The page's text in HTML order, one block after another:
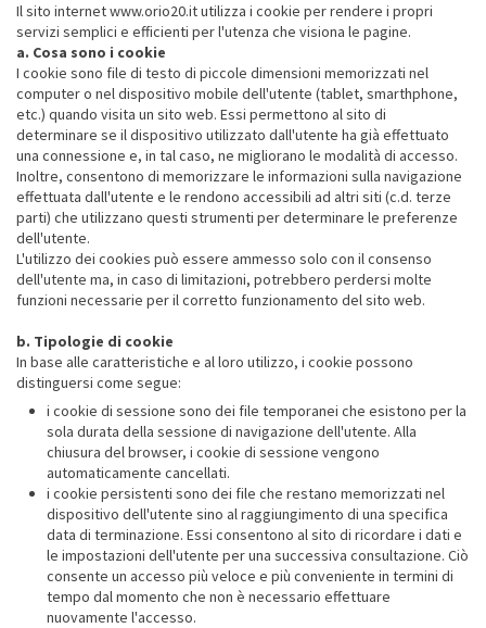
Il sito internet www.orio20.it utilizza i cookie per rendere i propri
servizi semplici e efficienti per l'utenza che visiona le pagine.
a. Cosa sono i cookie
I cookie sono file di testo di piccole dimensioni memorizzati nel
computer o nel dispositivo mobile dell'utente (tablet, smarthphone,
etc.) quando visita un sito web. Essi permettono al sito di
determinare se il dispositivo utilizzato dall'utente ha già effettuato
una connessione e, in tal caso, ne migliorano le modalità di accesso.
Inoltre, consentono di memorizzare le informazioni sulla navigazione
effettuata dall'utente e le rendono accessibili ad altri siti (c.d. terze
parti) che utilizzano questi strumenti per determinare le preferenze
dell'utente.
L'utilizzo dei cookies può essere ammesso solo con il consenso
dell'utente ma, in caso di limitazioni, potrebbero perdersi molte
funzioni necessarie per il corretto funzionamento del sito web.
b. Tipologie di cookie
In base alle caratteristiche e al loro utilizzo, i cookie possono
distinguersi come segue:
i cookie di sessione sono dei file temporanei che esistono per la
sola durata della sessione di navigazione dell'utente. Alla
chiusura del browser, i cookie di sessione vengono
automaticamente cancellati.
i cookie persistenti sono dei file che restano memorizzati nel
dispositivo dell'utente sino al raggiungimento di una specifica
data di terminazione. Essi consentono al sito di ricordare i dati e
le impostazioni dell'utente per una successiva consultazione. Ciò
consente un accesso più veloce e più conveniente in termini di
tempo dal momento che non è necessario effettuare
nuovamente l'accesso.